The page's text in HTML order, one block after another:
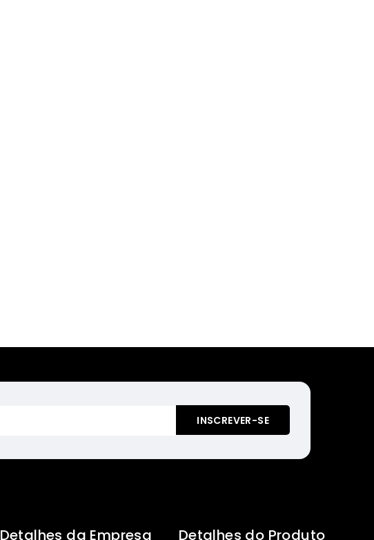
Detalhes da Empresa Detalhes do Produto